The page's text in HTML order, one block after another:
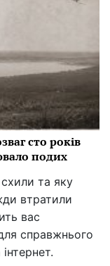
сто років
подих
та яку
втратили
вас
справжнього